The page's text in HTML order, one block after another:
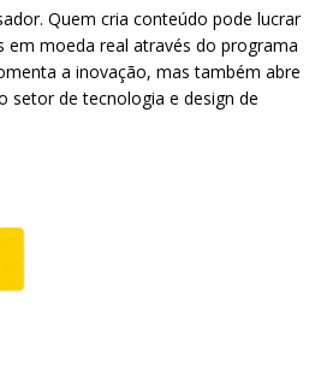
Quem cria conteúdo pode lucrar
em moeda real através do programa
a inovação, mas também abre
setor de tecnologia e design de